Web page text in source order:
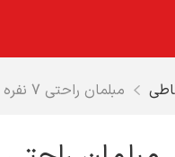
مبلمان راحتی 7 نفره مدل رونیکا 7-1001